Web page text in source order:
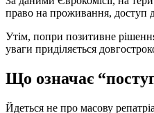
право на проживання, доступ
Утім, попри позитивне
уваги приділяється
Що означає
Йдеться не про масову